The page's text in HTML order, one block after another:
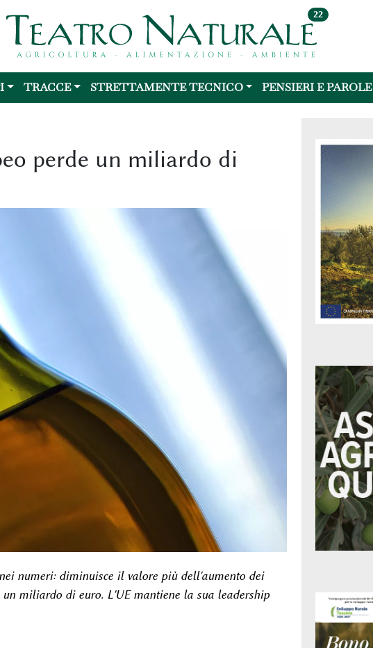
22
TRACCE STRETTAMENTE TECNICO PENSIERI E PAROLE
perde un miliardo di
numeri: diminuisce il valore più dell'aumento dei
miliardo di euro. L'UE mantiene la sua leadership